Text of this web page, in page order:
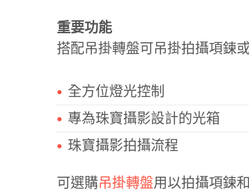
重要功能
搭配吊掛轉盤可吊掛拍攝項鍊
全方位燈光控制
專為珠寶攝影設計的光箱
珠寶攝影拍攝流程
可選購吊掛轉盤用以拍攝項鍊